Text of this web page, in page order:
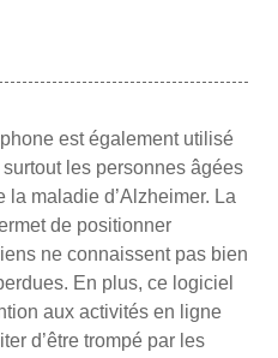
est également utilisé
les personnes âgées
maladie d’Alzheimer. La
de positionner
ne connaissent pas bien
En plus, ce logiciel
aux activités en ligne
d’être trompé par les